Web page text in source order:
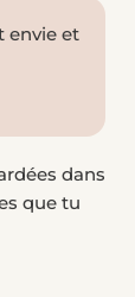
envie et
dans
que tu